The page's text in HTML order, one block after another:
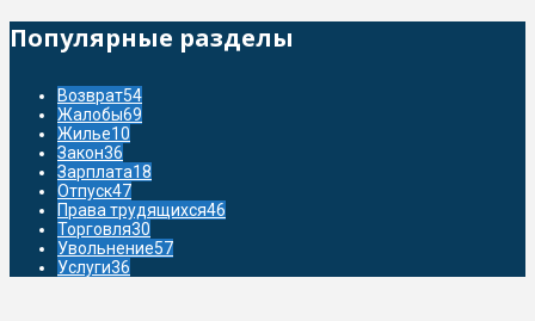
Популярные разделы
Возврат54
Жалобы69
Жилье10
Закон36
Зарплата18
Отпуск47
Права трудящихся46
Торговля30
Увольнение57
Услуги36